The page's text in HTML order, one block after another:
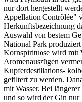
nur dort hergestellt
Appellation Contrôlée"
Herkunftsbezeichnung
Auswahl von bestem
National Park
Kornspirituose wird mit
Aromenauszügen
Kupferdestillations-
gefiltert zu werden.
mit Wasser. Bei
und so wird der Gin nur